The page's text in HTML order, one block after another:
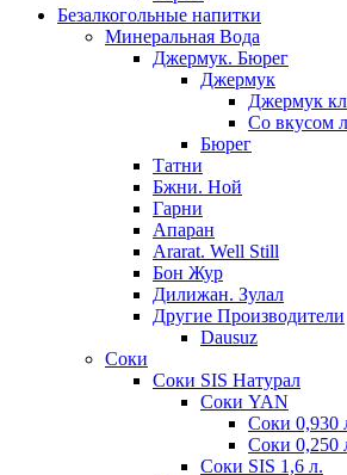
Безалкогольные напитки
Минеральная Вода
Джермук. Бюрег
Джермук
Джермук
Со вкусом
Бюрег
Татни
Бжни. Ной
Гарни
Апаран
Ararat. Well Still
Бон Жур
Дилижан. Зулал
Другие Производители
Dausuz
Соки
Соки SIS Натурал
Соки YAN
Соки 0,930
Соки 0,250
Соки SIS 1,6 л.